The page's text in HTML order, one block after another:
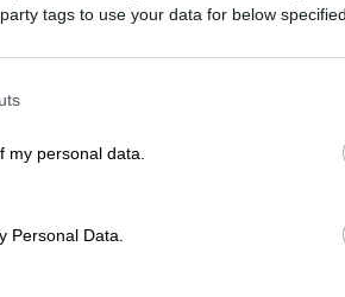
tags to use your data for below
my personal data.
Personal Data.
κύριο Ανδρουλάκη ενώ
ψεύτης, φαρισαίος,
θέλει να
τον Μητσοτάκη. Η
είναι αυτό. Αν είσαι